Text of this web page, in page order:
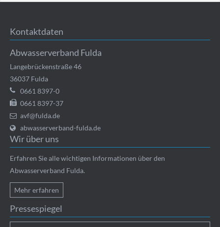
Kontaktdaten
Abwasserverband Fulda
Langebrückenstraße 46
36037 Fulda
0661 8397-0
0661 8397-37
avf@fulda.de
abwasserverband-fulda.de
Wir über uns
Erfahren Sie alle wichtigen Informationen über den
Abwasserverband Fulda.
Mehr erfahren
Pressespiegel